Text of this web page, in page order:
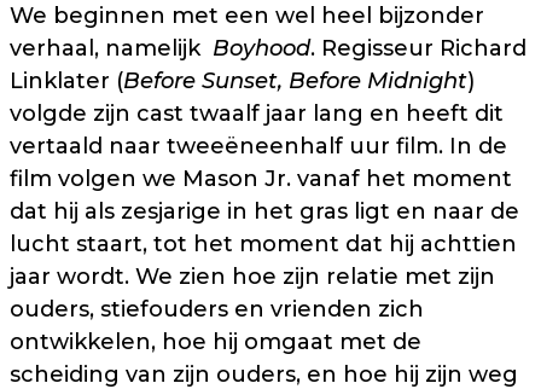
We beginnen met een wel heel bijzonder
verhaal, namelijk Boyhood. Regisseur Richard
Linklater (Before Sunset, Before Midnight)
volgde zijn cast twaalf jaar lang en heeft dit
vertaald naar tweeëneenhalf uur film. In de
film volgen we Mason Jr. vanaf het moment
dat hij als zesjarige in het gras ligt en naar de
lucht staart, tot het moment dat hij achttien
jaar wordt. We zien hoe zijn relatie met zijn
ouders, stiefouders en vrienden zich
ontwikkelen, hoe hij omgaat met de
scheiding van zijn ouders, en hoe hij zijn weg